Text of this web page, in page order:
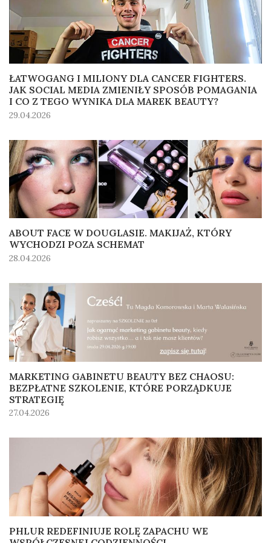
ŁATWOGANG I MILIONY DLA CANCER FIGHTERS.
JAK SOCIAL MEDIA ZMIENIŁY SPOSÓB POMAGANIA
I CO Z TEGO WYNIKA DLA MAREK BEAUTY?
29.04.2026
ABOUT FACE W DOUGLASIE. MAKIJAŻ, KTÓRY
WYCHODZI POZA SCHEMAT
28.04.2026
MARKETING GABINETU BEAUTY BEZ CHAOSU:
BEZPŁATNE SZKOLENIE, KTÓRE PORZĄDKUJE
STRATEGIĘ
27.04.2026
PHLUR REDEFINIUJE ROLĘ ZAPACHU WE